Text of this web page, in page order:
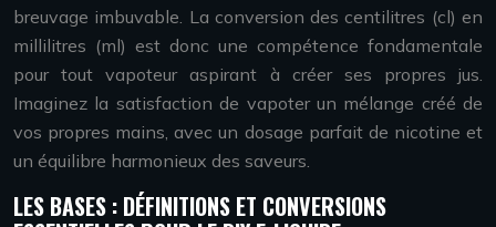
breuvage imbuvable. La conversion des centilitres (cl) en
millilitres (ml) est donc une compétence fondamentale
pour tout vapoteur aspirant à créer ses propres jus.
Imaginez la satisfaction de vapoter un mélange créé de
vos propres mains, avec un dosage parfait de nicotine et
un équilibre harmonieux des saveurs.
LES BASES : DÉFINITIONS ET CONVERSIONS